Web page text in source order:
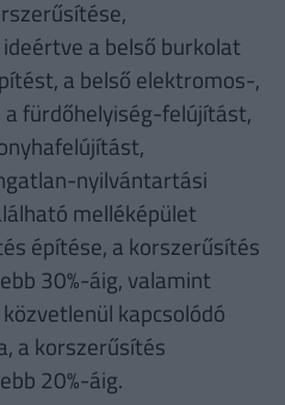
a belső burkolat
a belső elektromos-,
fürdőhelyiség-felújítást,
nyilvántartási
melléképület
építése, a korszerűsítés
30%-áig, valamint
kapcsolódó
a korszerűsítés
20%-áig.